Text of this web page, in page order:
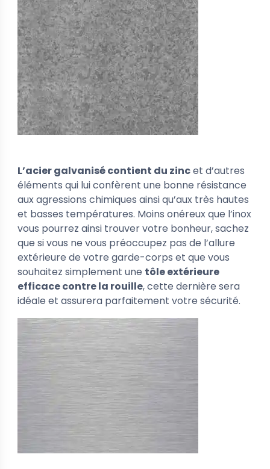
L’acier galvanisé contient du zincet d’autres
éléments qui lui confèrent une bonne résistance
aux agressions chimiques ainsi qu’aux très hautes
et basses températures. Moins onéreux que l’inox
vous pourrez ainsi trouver votre bonheur, sachez
que si vous ne vous préoccupez pas de l’allure
extérieure de votre garde-corps et que vous
souhaitez simplement une tôle extérieure
efficace contre la rouille, cette dernière sera
idéale et assurera parfaitement votre sécurité.